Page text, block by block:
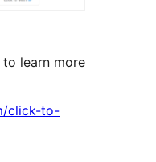
to learn more
click-to-